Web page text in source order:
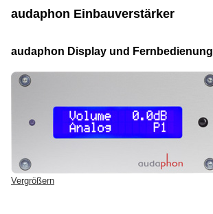
audaphon Einbauverstärker
audaphon Display und Fernbedienung
Vergrößern